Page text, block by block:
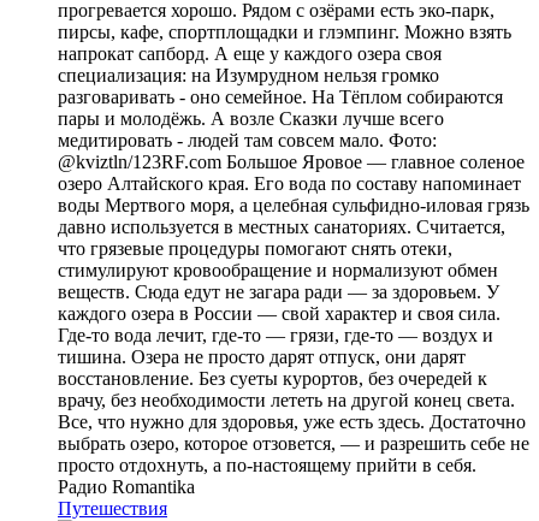
прогревается хорошо. Рядом с озёрами есть эко-парк,
пирсы, кафе, спортплощадки и глэмпинг. Можно взять
напрокат сапборд. А еще у каждого озера своя
специализация: на Изумрудном нельзя громко
разговаривать - оно семейное. На Тёплом собираются
пары и молодёжь. А возле Сказки лучше всего
медитировать - людей там совсем мало. Фото:
@kviztln/123RF.com Большое Яровое — главное соленое
озеро Алтайского края. Его вода по составу напоминает
воды Мертвого моря, а целебная сульфидно-иловая грязь
давно используется в местных санаториях. Считается,
что грязевые процедуры помогают снять отеки,
стимулируют кровообращение и нормализуют обмен
веществ. Сюда едут не загара ради — за здоровьем. У
каждого озера в России — свой характер и своя сила.
Где-то вода лечит, где-то — грязи, где-то — воздух и
тишина. Озера не просто дарят отпуск, они дарят
восстановление. Без суеты курортов, без очередей к
врачу, без необходимости лететь на другой конец света.
Все, что нужно для здоровья, уже есть здесь. Достаточно
выбрать озеро, которое отзовется, — и разрешить себе не
просто отдохнуть, а по-настоящему прийти в себя.
Радио Romantika
Путешествия